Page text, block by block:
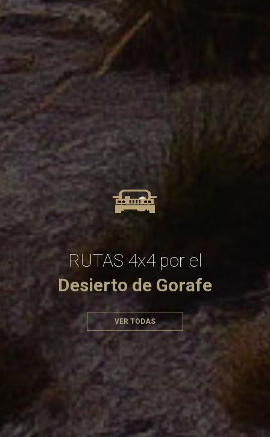
RUTAS 4x4 por el
Desierto de Gorafe
VER TODAS